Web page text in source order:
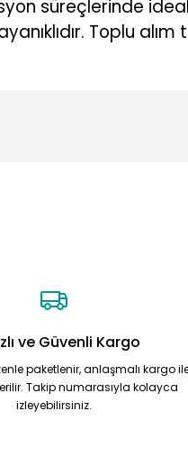
süreçlerinde
Toplu
ve Güvenli Kargo
paketlenir, anlaşmalı kargo
Takip numarasıyla kolayca
izleyebilirsiniz.